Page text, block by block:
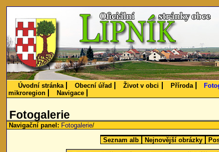
Úvodní stránka Obecní úřad Život v obci Příroda
mikroregion
Navigace
Fotogalerie
Navigační panel: Fotogalerie/
Seznam alb Nejnovější obrázky